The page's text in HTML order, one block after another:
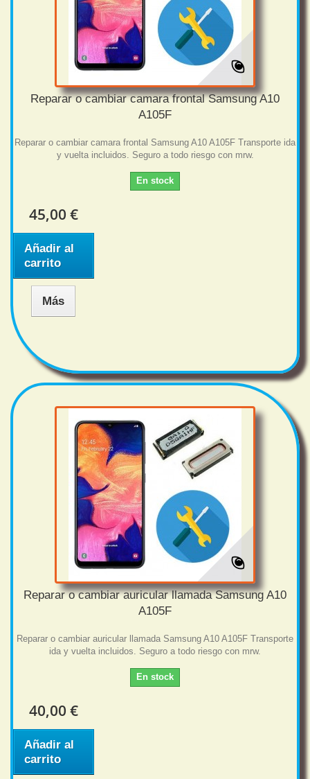
Reparar o cambiar camara frontal Samsung A10
A105F
Reparar o cambiar camara frontal Samsung A10 A105F Transporte ida
y vuelta incluidos. Seguro a todo riesgo con mrw.
En stock
45,00 €
Añadir al
carrito
Más
Reparar o cambiar auricular llamada Samsung A10
A105F
Reparar o cambiar auricular llamada Samsung A10 A105F Transporte
ida y vuelta incluidos. Seguro a todo riesgo con mrw.
En stock
40,00 €
Añadir al
carrito